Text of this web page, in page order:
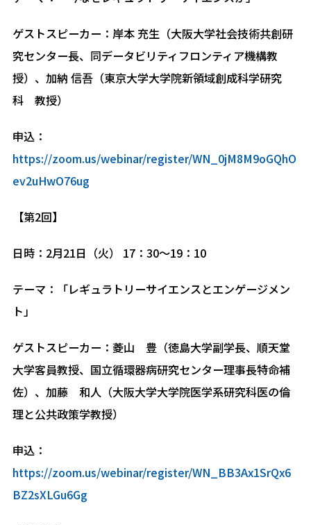
ゲストスピーカー：岸本 充生（大阪大学社会技術共創研
究センター長、同データビリティフロンティア機構教
授）、加納 信吾（東京大学大学院新領域創成科学研究
科 教授）
申込：
https://zoom.us/webinar/register/WN_0jM8M9oGQhO
ev2uHwO76ug
【第2回】
日時：2月21日（火） 17：30～19：10
テーマ：「レギュラトリーサイエンスとエンゲージメン
ト」
ゲストスピーカー：菱山 豊（徳島大学副学長、順天堂
大学客員教授、国立循環器病研究センター理事長特命補
佐）、加藤 和人（大阪大学大学院医学系研究科医の倫
理と公共政策学教授）
申込：
https://zoom.us/webinar/register/WN_BB3Ax1SrQx6
BZ2sXLGu6Gg